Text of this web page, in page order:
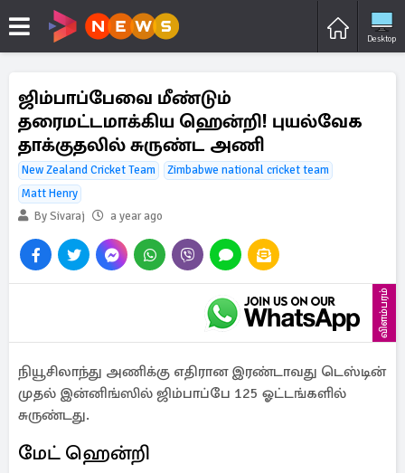
Desktop
ஜிம்பாப்பேவை மீண்டும்
தரைமட்டமாக்கிய ஹென்றி! புயல்வேக
தாக்குதலில் சுருண்ட அணி
New Zealand Cricket Team
Zimbabwe national cricket team
Matt Henry
By Sivaraj
a year ago
விளம்பரம்
நியூசிலாந்து அணிக்கு எதிரான இரண்டாவது டெஸ்டின்
முதல் இன்னிங்ஸில் ஜிம்பாப்பே 125 ஓட்டங்களில்
சுருண்டது.
மேட் ஹென்றி